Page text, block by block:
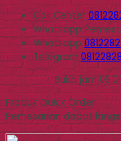
Call Center
Whatsapp
Whatsapp
Telegram
Buka jam
Produk Quick Order
Pemesanan dapat